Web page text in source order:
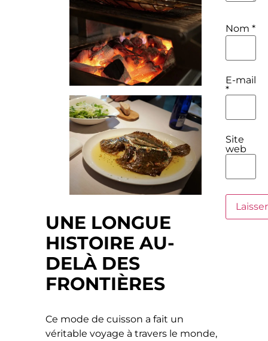
UNE LONGUE
HISTOIRE AU-
DELÀ DES
FRONTIÈRES
Ce mode de cuisson a fait un
véritable voyage à travers le monde,
Nom *
E-mail
*
Site
web